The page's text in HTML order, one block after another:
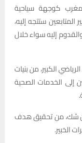
كوجهة سياحية
ستتجه إليه،
إليه سواء خلال
الكبير، من بنيات
إلى الخدمات الصحية
شك، من تحقيق هدف